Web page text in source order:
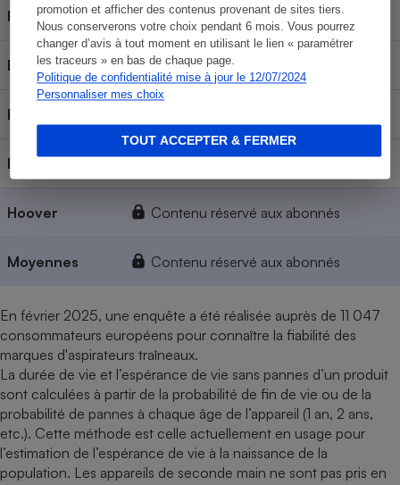
promotion et afficher des contenus provenant de sites tiers.
Nous conserverons votre choix pendant 6 mois. Vous pourrez
changer d’avis à tout moment en utilisant le lien « paramétrer
les traceurs » en bas de chaque page.
Politique de confidentialité mise à jour le 12/07/2024
Personnaliser mes choix
TOUT ACCEPTER & FERMER
Rowenta Contenu réservé aux abonnés
Electrolux Contenu réservé aux abonnés
Bosch
Dyson
Hoover Contenu réservé aux abonnés
Moyennes Contenu réservé aux abonnés
En février 2025, une enquête a été réalisée auprès de 11 047
consommateurs européens pour connaître la fiabilité des
marques d'aspirateurs traîneaux.
La durée de vie et l’espérance de vie sans pannes d’un produit
sont calculées à partir de la probabilité de fin de vie ou de la
probabilité de pannes à chaque âge de l’appareil (1 an, 2 ans,
etc.). Cette méthode est celle actuellement en usage pour
l’estimation de l’espérance de vie à la naissance de la
population. Les appareils de seconde main ne sont pas pris en